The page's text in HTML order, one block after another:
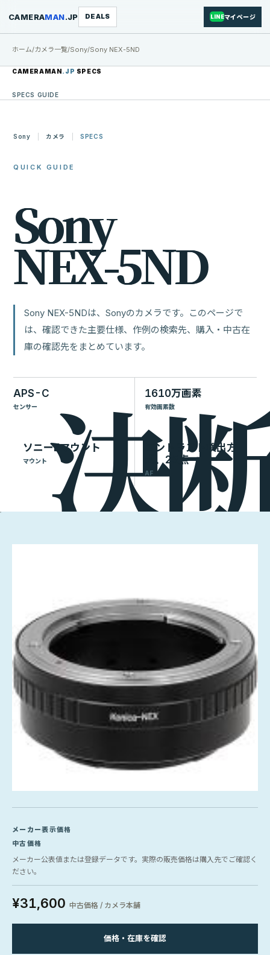
CAMERAMAN.JP DEALS LINEマイページ
ホーム/カメラ一覧/Sony/Sony NEX-5ND
CAMERAMAN.JP SPECS
SPECS GUIDE
Sony カメラ SPECS
QUICK GUIDE
Sony
NEX-5ND
Sony NEX-5NDは、Sonyのカメラです。このページで
は、確認できた主要仕様、作例の検索先、購入・中古在
庫の確認先をまとめています。
APS-C
センサー
1610万画素
有効画素数
ソニーEマウント
マウント
コントラスト検出方
式、25点
AF
メーカー表示価格
中古価格
メーカー公表値または登録データです。実際の販売価格は購入先でご確認く
ださい。
¥31,600 中古価格 / カメラ本舗
価格・在庫を確認